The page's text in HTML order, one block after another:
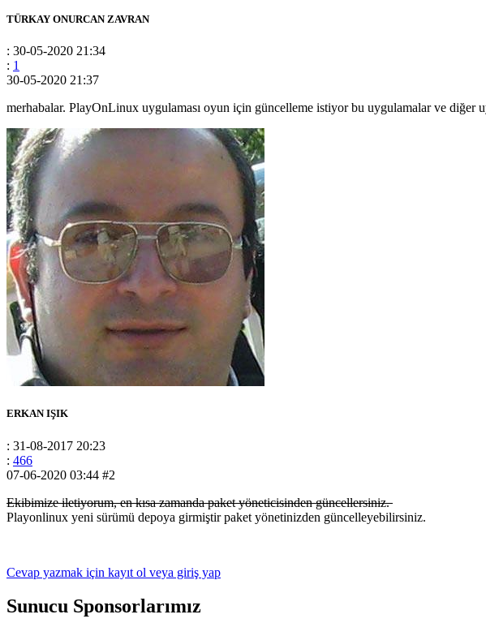
TÜRKAY ONURCAN ZAVRAN
: 30-05-2020 21:34
: 1
30-05-2020 21:37
merhabalar. PlayOnLinux uygulaması oyun için güncelleme istiyor bu uygulamalar ve diğer
ERKAN IŞIK
: 31-08-2017 20:23
: 466
07-06-2020 03:44 #2
Ekibimize iletiyorum, en kısa zamanda paket yöneticisinden güncellersiniz.
Playonlinux yeni sürümü depoya girmiştir paket yönetinizden güncelleyebilirsiniz.
Cevap yazmak için kayıt ol veya giriş yap
Sunucu Sponsorlarımız